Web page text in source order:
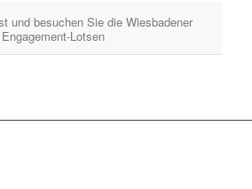
und besuchen Sie die Wiesbadener
Engagement-Lotsen